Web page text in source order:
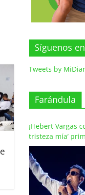
Síguenos
Tweets by
Farándula
¡Hebert Vargas
tristeza mía’
del Vallenato